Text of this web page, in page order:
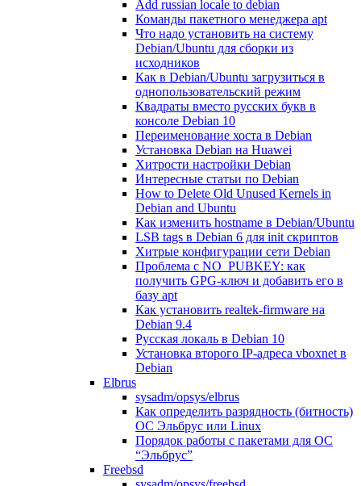
Add russian locale to debian
Команды пакетного менеджера apt
Что надо установить на систему
Debian/Ubuntu для сборки из
исходников
Как в Debian/Ubuntu загрузиться в
однопользовательский режим
Квадраты вместо русских букв в
консоле Debian 10
Переименование хоста в Debian
Установка Debian на Huawei
Хитрости настройки Debian
Интересные статьи по Debian
How to Delete Old Unused Kernels in
Debian and Ubuntu
Как изменить hostname в Debian/Ubuntu
LSB tags в Debian 6 для init скриптов
Хитрые конфигурации сети Debian
Проблема с NO_PUBKEY: как
получить GPG-ключ и добавить его в
базу apt
Как установить realtek-firmware на
Debian 9.4
Русская локаль в Debian 10
Установка второго IP-адреса vboxnet в
Debian
Elbrus
sysadm/opsys/elbrus
Как определить разрядность (битность)
ОС Эльбрус или Linux
Порядок работы с пакетами для ОС
“Эльбрус”
Freebsd